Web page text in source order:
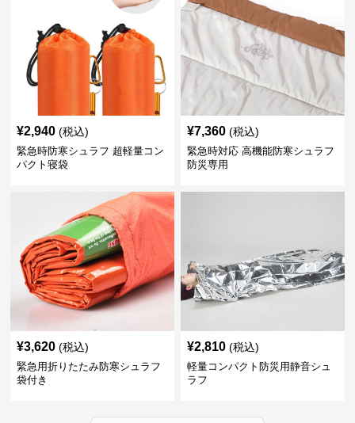
¥2,940 (税込)
緊急時防寒シュラフ 超軽量コン
パクト寝袋
¥7,360 (税込)
緊急時対応 高機能防寒シュラフ
防災専用
¥3,620 (税込)
緊急用折りたたみ防寒シュラフ
袋付き
¥2,810 (税込)
軽量コンパクト防災用静音シュ
ラフ